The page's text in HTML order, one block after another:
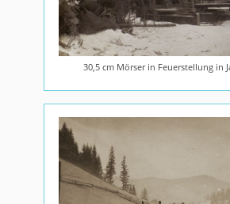
30,5 cm Mörser in Feuerstellung in